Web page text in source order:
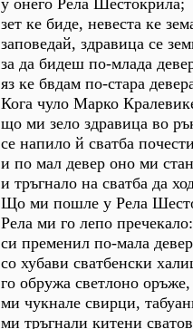
у онего Рела Шестокрила;
зет ке биде, невеста ке
заповедай, здравица се
за да бидеш по-млада
яз ке бвдам по-стара
Кога чуло Марко
що ми зело здравица во
се напило й сватба
и по мал девер оно ми
и тръгнало на сватба да
Що ми пошле у Рела
Рела ми го лепо пречекало:
си пременил по-мала
со хубави сватбенски
го обружа светлоно оръже,
ми чукнале свирци,
ми тръгнали китени